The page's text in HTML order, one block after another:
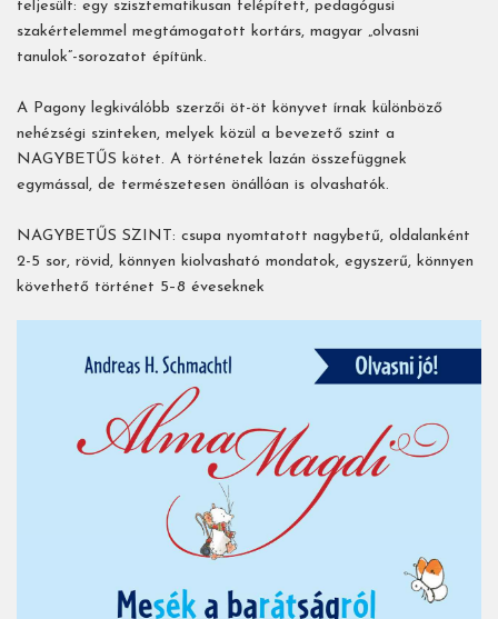
teljesült: egy szisztematikusan felépített, pedagógusi
szakértelemmel megtámogatott kortárs, magyar „olvasni
tanulok”-sorozatot építünk.
A Pagony legkiválóbb szerzői öt-öt könyvet írnak különböző
nehézségi szinteken, melyek közül a bevezető szint a
NAGYBETŰS kötet. A történetek lazán összefüggnek
egymással, de természetesen önállóan is olvashatók.
NAGYBETŰS SZINT: csupa nyomtatott nagybetű, oldalanként
2-5 sor, rövid, könnyen kiolvasható mondatok, egyszerű, könnyen
követhető történet 5–8 éveseknek